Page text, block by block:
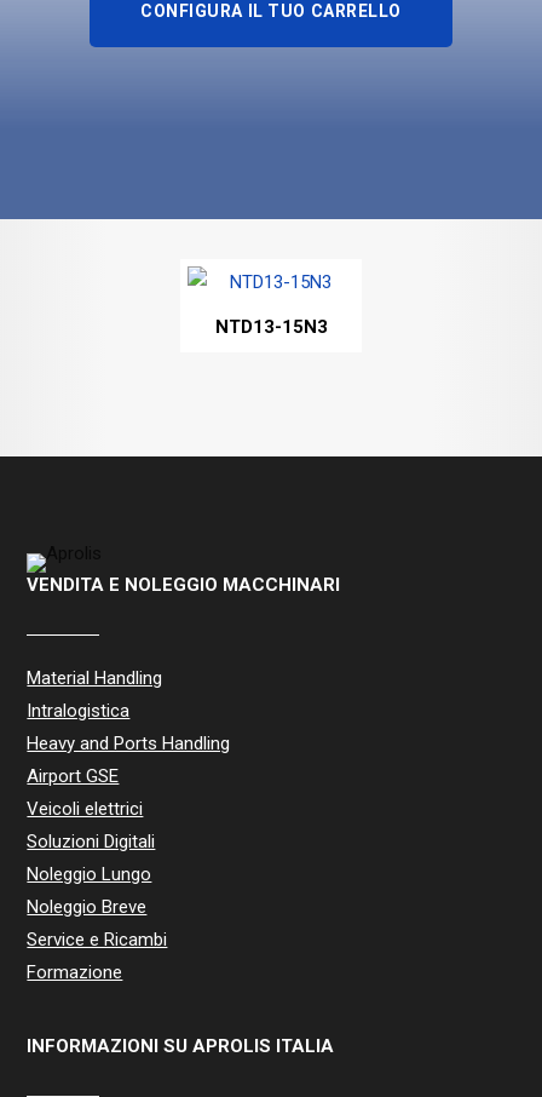
CONFIGURA IL TUO CARRELLO
NTD13-15N3
VENDITA E NOLEGGIO MACCHINARI
Material Handling
Intralogistica
Heavy and Ports Handling
Airport GSE
Veicoli elettrici
Soluzioni Digitali
Noleggio Lungo
Noleggio Breve
Service e Ricambi
Formazione
INFORMAZIONI SU APROLIS ITALIA